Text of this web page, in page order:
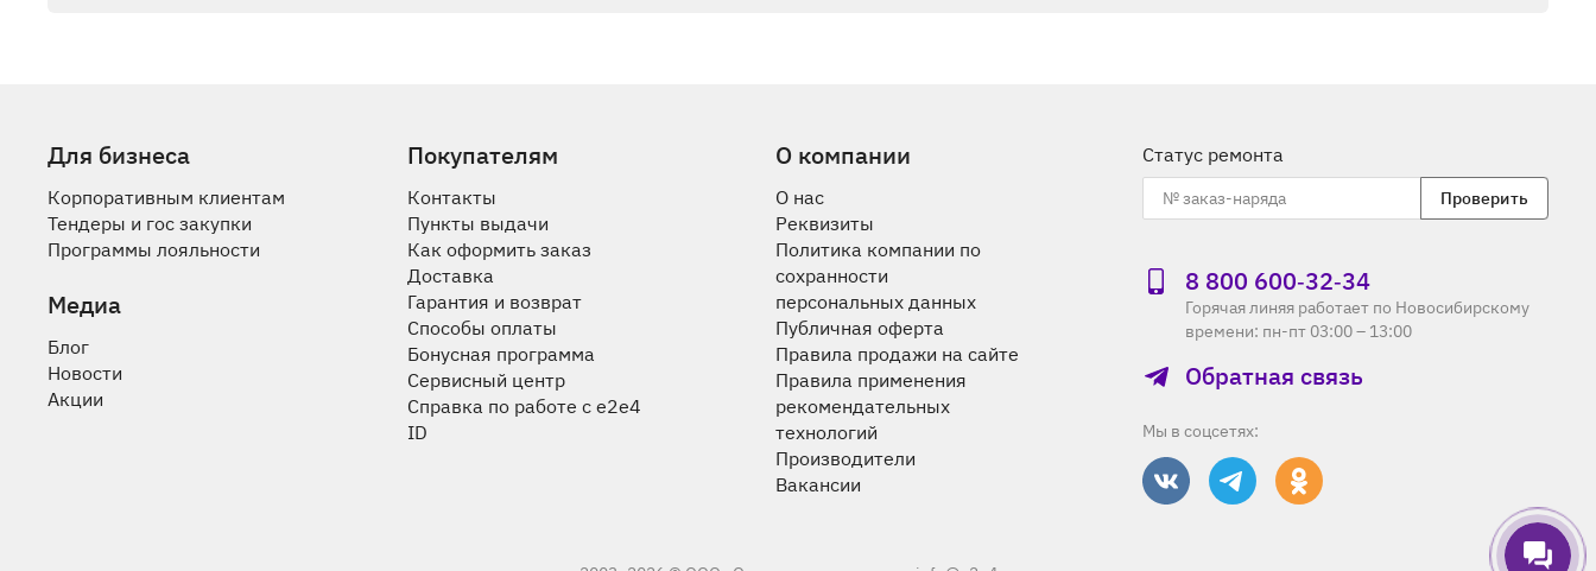
Для бизнеса
Корпоративным клиентам
Тендеры и гос закупки
Программы лояльности
Медиа
Блог
Новости
Акции
Покупателям
Контакты
Пункты выдачи
Как оформить заказ
Доставка
Гарантия и возврат
Способы оплаты
Бонусная программа
Сервисный центр
Справка по работе с e2e4
ID
О компании
О нас
Реквизиты
Политика компании по
сохранности
персональных данных
Публичная оферта
Правила продажи на сайте
Правила применения
рекомендательных
технологий
Производители
Вакансии
Статус ремонта
Проверить
8 800 600‑32‑34
Горячая линяя работает по Новосибирскому
времени: пн-пт 03:00 – 13:00
Обратная связь
Мы в соцсетях: